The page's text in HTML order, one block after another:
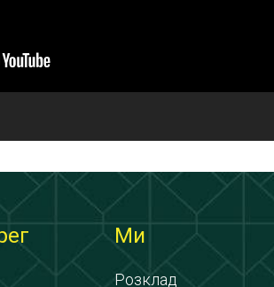
Ми
Розклад